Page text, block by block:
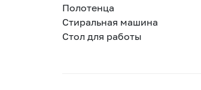
Полотенца
Стиральная машина
Стол для работы